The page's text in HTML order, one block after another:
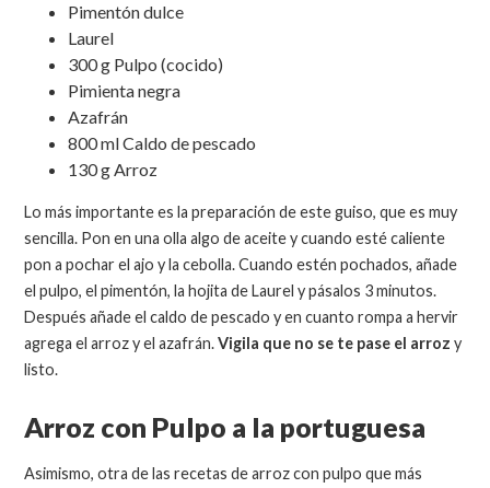
Pimentón dulce
Laurel
300 g Pulpo (cocido)
Pimienta negra
Azafrán
800 ml Caldo de pescado
130 g Arroz
Lo más importante es la preparación de este guiso, que es muy
sencilla. Pon en una olla algo de aceite y cuando esté caliente
pon a pochar el ajo y la cebolla. Cuando estén pochados, añade
el pulpo, el pimentón, la hojita de Laurel y pásalos 3 minutos.
Después añade el caldo de pescado y en cuanto rompa a hervir
agrega el arroz y el azafrán.Vigila que no se te pase el arroz y
listo.
Arroz con Pulpo a la portuguesa
Asimismo, otra de las recetas de arroz con pulpo que más